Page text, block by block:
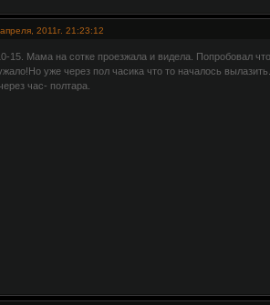
2011г. 21:23:12
15. Мама на сотке проезжала и видела. Попробовал
уже через пол часика что то началось
час- полтара.